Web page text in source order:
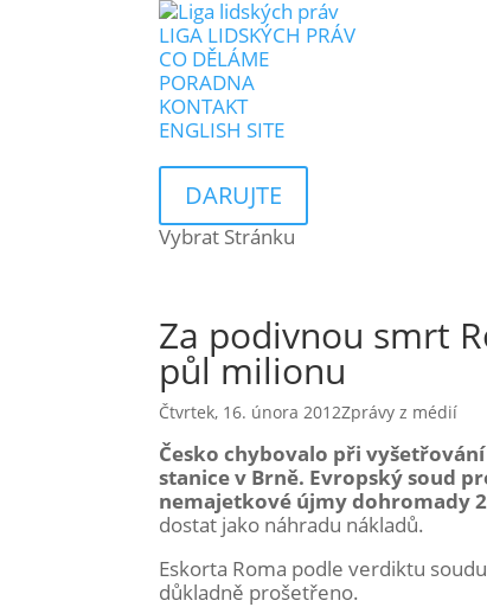
LIGA LIDSKÝCH PRÁV
CO DĚLÁME
PORADNA
KONTAKT
ENGLISH SITE
DARUJTE
Vybrat Stránku
Za podivnou smrt
půl milionu
Čtvrtek, 16. února 2012Zprávy z médií
Česko chybovalo při
stanice v Brně. Evropský soud
nemajetkové újmy dohromady
dostat jako náhradu nákladů.
Eskorta Roma podle verdiktu
důkladně prošetřeno.